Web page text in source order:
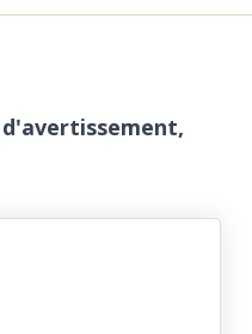
d'avertissement,